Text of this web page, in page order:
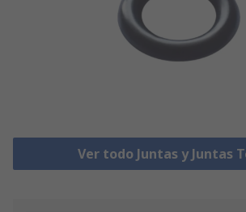
Ver todo Juntas y Juntas